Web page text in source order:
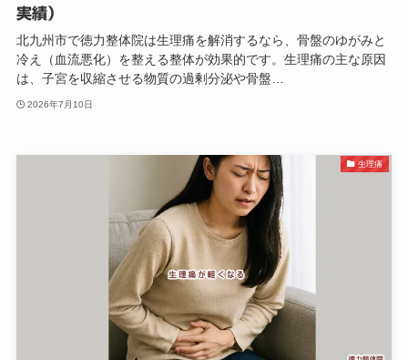
実績）
北九州市で徳力整体院は生理痛を解消するなら、骨盤のゆがみと
冷え（血流悪化）を整える整体が効果的です。生理痛の主な原因
は、子宮を収縮させる物質の過剰分泌や骨盤…
2026年7月10日
生理痛